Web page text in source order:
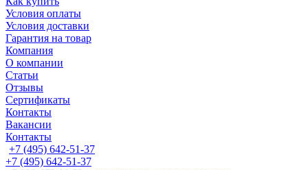
Условия оплаты
Условия доставки
Гарантия на товар
Компания
О компании
Статьи
Отзывы
Сертификаты
Контакты
Вакансии
Контакты
+7 (495) 642-51-37
+7 (495) 642-51-37